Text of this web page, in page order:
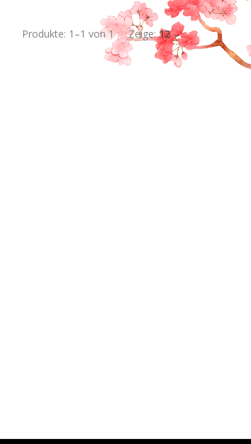
Produkte: 1 –1 von1 Zeige: 12